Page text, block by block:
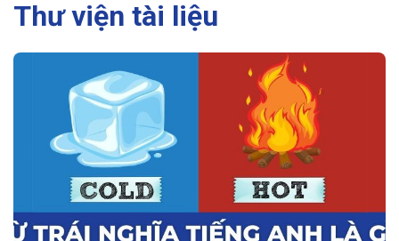
Thư viện tài liệu